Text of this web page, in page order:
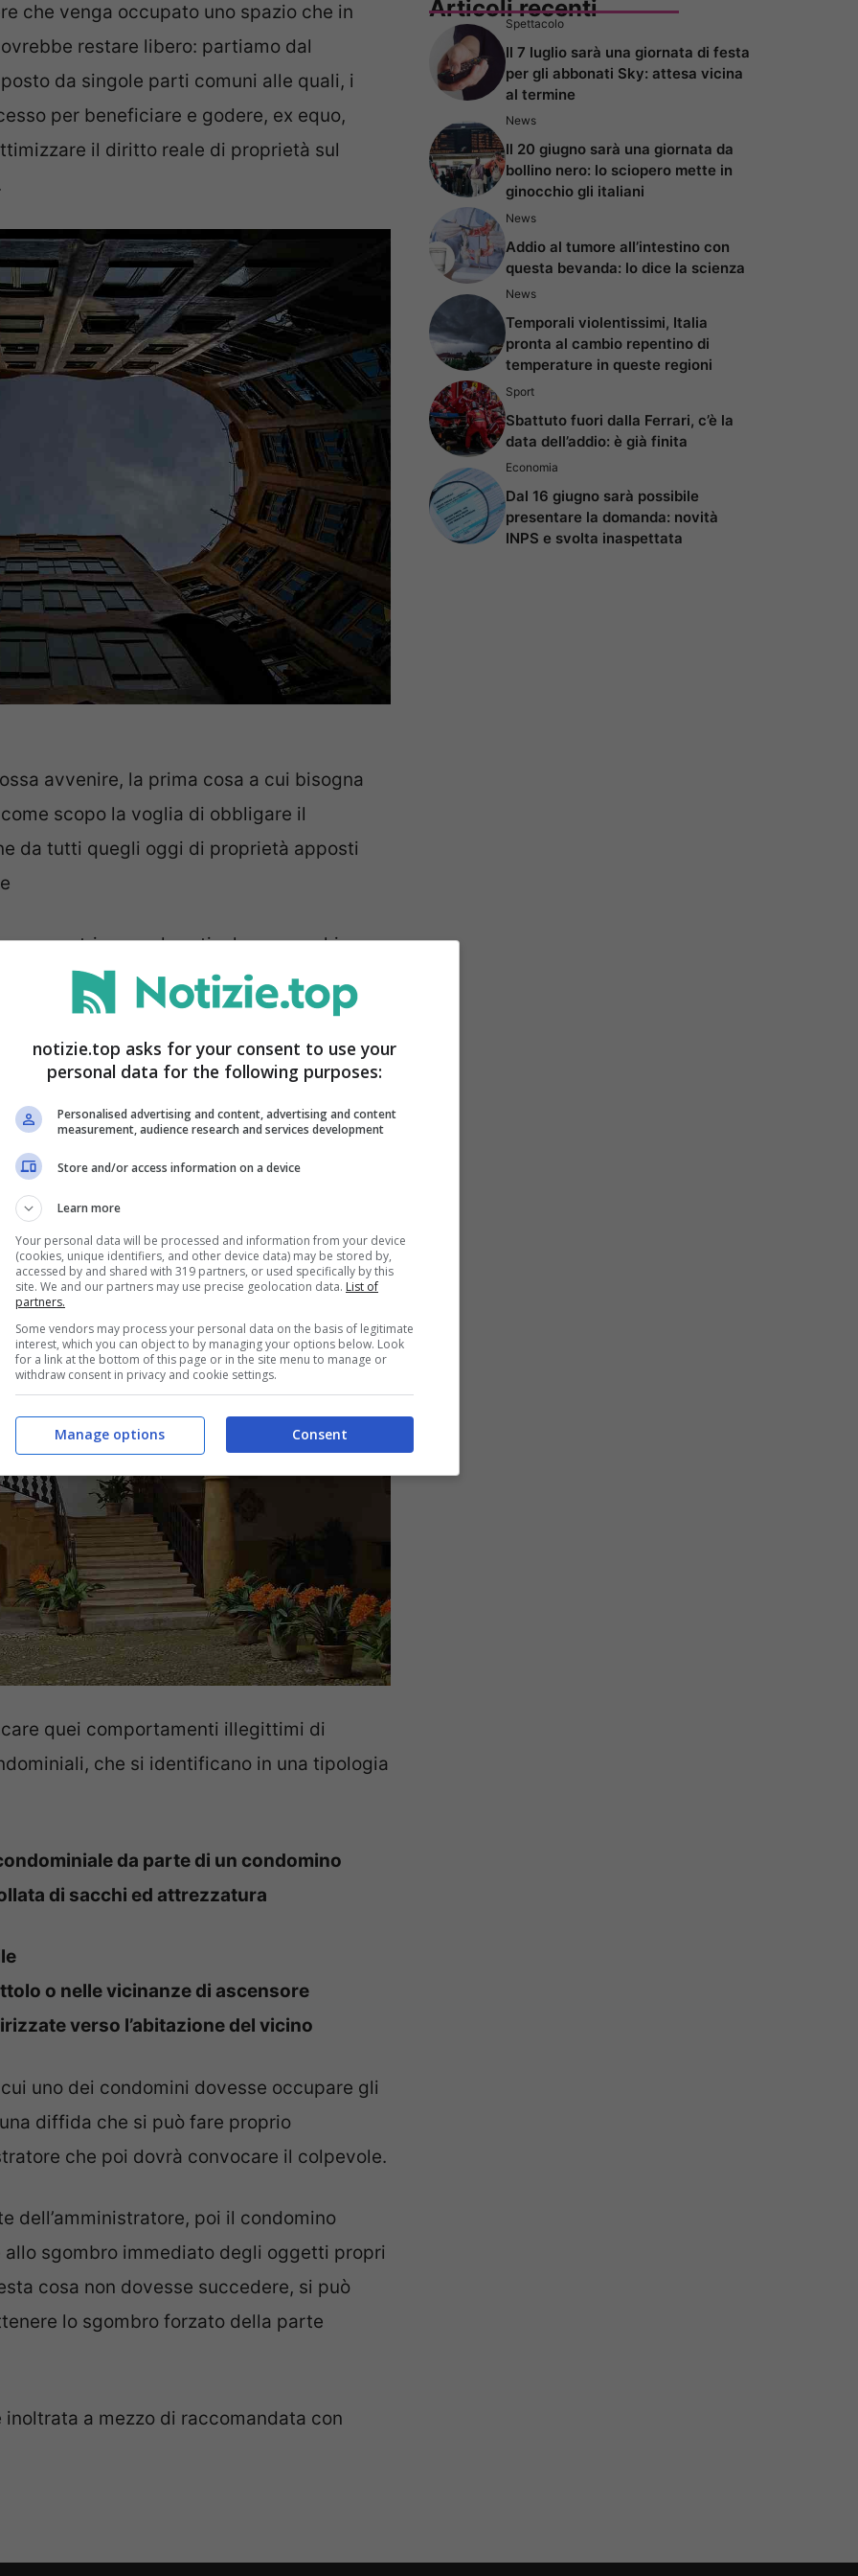
che venga occupato uno spazio che in
restare libero: partiamo dal
da singole parti comuni alle quali, i
per beneficiare e godere, ex equo,
il diritto reale di proprietà sul
avvenire, la prima cosa a cui bisogna
scopo la voglia di obbligare il
da tutti quegli oggi di proprietà apposti
ma entriamo nel particolare e cerchiamo
a cui è il caso di prestare sempre
una diffida?
di avere dei problemi per quello che
nella condizione di vedere occupati
si affronta con una diffida.
quei comportamenti illegittimi di
che si identificano in una tipologia
da parte di un condomino
di sacchi ed attrezzatura
o nelle vicinanze di ascensore
verso l’abitazione del vicino
uno dei condomini dovesse occupare gli
diffida che si può fare proprio
che poi dovrà convocare il colpevole.
dell’amministratore, poi il condomino
sgombro immediato degli oggetti propri
cosa non dovesse succedere, si può
lo sgombro forzato della parte
a mezzo di raccomandata con
Articoli recenti
Spettacolo
Il 7 luglio sarà una giornata di festa
per gli abbonati Sky: attesa vicina
al termine
News
Il 20 giugno sarà una giornata da
bollino nero: lo sciopero mette in
ginocchio gli italiani
News
Addio al tumore all’intestino con
questa bevanda: lo dice la scienza
News
Temporali violentissimi, Italia
pronta al cambio repentino di
temperature in queste regioni
Sport
Sbattuto fuori dalla Ferrari, c’è la
data dell’addio: è già finita
Economia
Dal 16 giugno sarà possibile
presentare la domanda: novità
INPS e svolta inaspettata
notizie.top asks for your consent to use your
personal data for the following purposes:
Personalised advertising and content, advertising and content
measurement, audience research and services development
Store and/or access information on a device
Learn more
Your personal data will be processed and information from your device
(cookies, unique identifiers, and other device data) may be stored by,
accessed by and shared with 319 partners, or used specifically by this
site. We and our partners may use precise geolocation data. List of
partners.
Some vendors may process your personal data on the basis of legitimate
interest, which you can object to by managing your options below. Look
for a link at the bottom of this page or in the site menu to manage or
withdraw consent in privacy and cookie settings.
Consent
Manage options